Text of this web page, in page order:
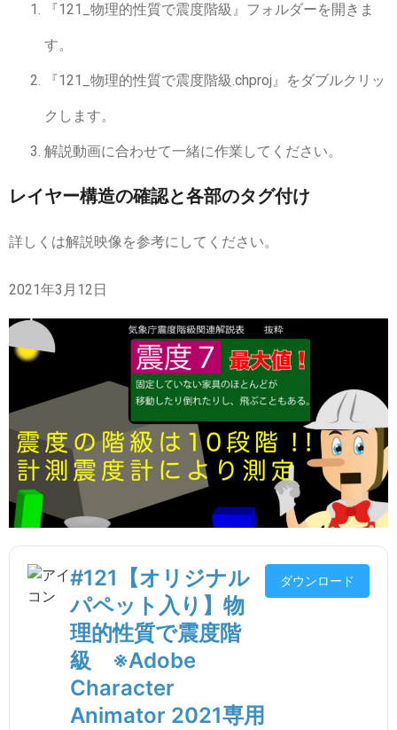
『121_物理的性質で震度階級』フォルダーを開きま
す。
『121_物理的性質で震度階級.chproj』をダブルクリッ
クします。
解説動画に合わせて一緒に作業してください。
レイヤー構造の確認と各部のタグ付け
詳しくは解説映像を参考にしてください。
2021年3月12日
#121【オリジナル
パペット入り】物
理的性質で震度階
級 ※Adobe
Character
Animator 2021専用
ダウンロード